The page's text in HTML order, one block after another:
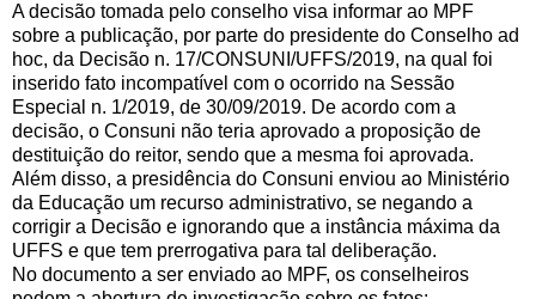
A decisão tomada pelo conselho visa informar ao MPF
sobre a publicação, por parte do presidente do Conselho ad
hoc, da Decisão n. 17/CONSUNI/UFFS/2019, na qual foi
inserido fato incompatível com o ocorrido na Sessão
Especial n. 1/2019, de 30/09/2019. De acordo com a
decisão, o Consuni não teria aprovado a proposição de
destituição do reitor, sendo que a mesma foi aprovada.
Além disso, a presidência do Consuni enviou ao Ministério
da Educação um recurso administrativo, se negando a
corrigir a Decisão e ignorando que a instância máxima da
UFFS e que tem prerrogativa para tal deliberação.
No documento a ser enviado ao MPF, os conselheiros